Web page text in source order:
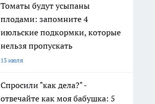
Томаты будут усыпаны
плодами: запомните 4
июльские подкормки, которые
нельзя пропускать
13 июля
Спросили "как дела?" -
отвечайте как моя бабушка: 5